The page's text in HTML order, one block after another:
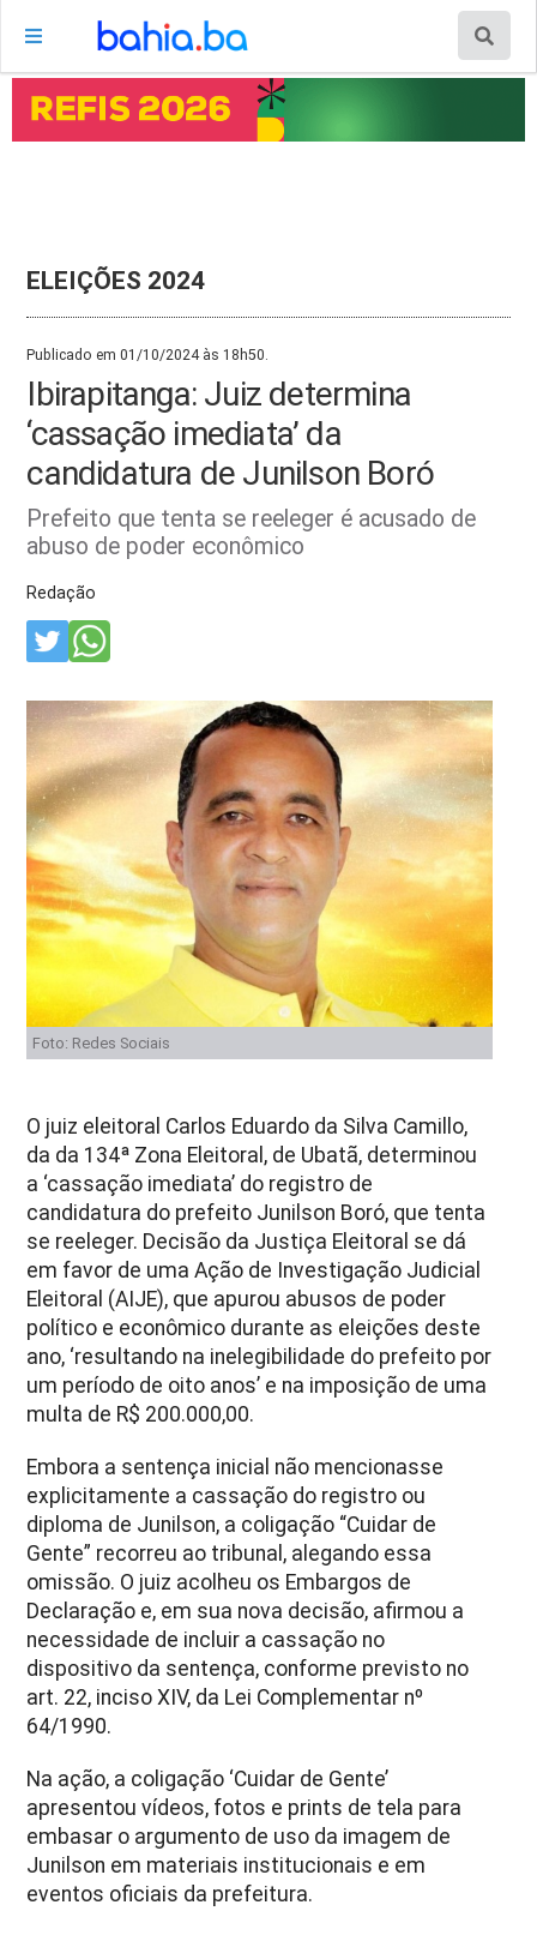
ELEIÇÕES 2024
Publicado em 01/10/2024 às 18h50.
Ibirapitanga: Juiz determina
‘cassação imediata’ da
candidatura de Junilson Boró
Prefeito que tenta se reeleger é acusado de
abuso de poder econômico
Redação
Foto: Redes Sociais
O juiz eleitoral Carlos Eduardo da Silva Camillo,
da da 134ª Zona Eleitoral, de Ubatã, determinou
a ‘cassação imediata’ do registro de
candidatura do prefeito Junilson Boró, que tenta
se reeleger. Decisão da Justiça Eleitoral se dá
em favor de uma Ação de Investigação Judicial
Eleitoral (AIJE), que apurou abusos de poder
político e econômico durante as eleições deste
ano, ‘resultando na inelegibilidade do prefeito por
um período de oito anos’ e na imposição de uma
multa de R$ 200.000,00.
Embora a sentença inicial não mencionasse
explicitamente a cassação do registro ou
diploma de Junilson, a coligação “Cuidar de
Gente” recorreu ao tribunal, alegando essa
omissão. O juiz acolheu os Embargos de
Declaração e, em sua nova decisão, afirmou a
necessidade de incluir a cassação no
dispositivo da sentença, conforme previsto no
art. 22, inciso XIV, da Lei Complementar nº
64/1990.
Na ação, a coligação ‘Cuidar de Gente’
apresentou vídeos, fotos e prints de tela para
embasar o argumento de uso da imagem de
Junilson em materiais institucionais e em
eventos oficiais da prefeitura.